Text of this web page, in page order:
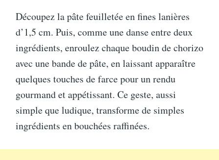
Découpez la pâte feuilletée en fines lanières
d’1,5 cm. Puis, comme une danse entre deux
ingrédients, enroulez chaque boudin de chorizo
avec une bande de pâte, en laissant apparaître
quelques touches de farce pour un rendu
gourmand et appétissant. Ce geste, aussi
simple que ludique, transforme de simples
ingrédients en bouchées raffinées.